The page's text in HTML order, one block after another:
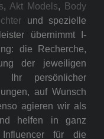
, Akt Models,
Body
und spezielle
übernimmt I-
die Recherche,
der jeweiligen
Ihr persönlicher
auf Wunsch
agieren wir als
helfen in ganz
Influencer für die